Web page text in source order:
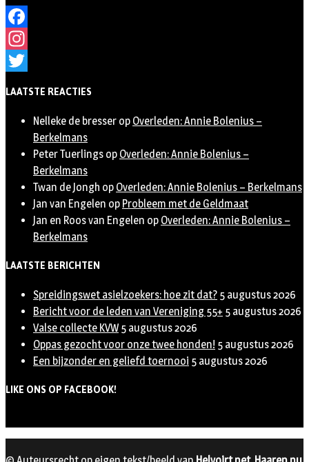
Facebook
Instagram
LAATSTE REACTIES
Nelleke de bresser op Overleden: Annie Bolenius –
Berkelmans
Peter Tuerlings op Overleden: Annie Bolenius –
Berkelmans
Twan de Jongh op Overleden: Annie Bolenius – Berkelmans
Jan van Engelen op Probleem met de Geldmaat
Jan en Roos van Engelen op Overleden: Annie Bolenius –
Berkelmans
LAATSTE BERICHTEN
Spreidingswet asielzoekers: hoe zit dat? 5 augustus 2026
Bericht voor de leden van Vereniging 55+ 5 augustus 2026
Valse collecte KVW 5 augustus 2026
Oppas gezocht voor onze twee honden! 5 augustus 2026
Een bijzonder en geliefd toernooi 5 augustus 2026
LIKE ONS OP FACEBOOK!